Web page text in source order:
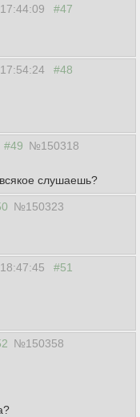
#47
#48
#49 №150318
слушаешь?
№150323
#51
№150358